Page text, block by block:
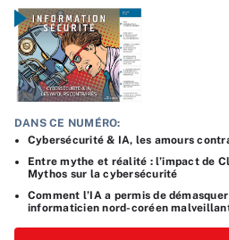
DANS CE NUMÉRO:
Cybersécurité & IA, les amours
Entre mythe et réalité : l’impact de
Mythos sur la cybersécurité
Comment l’IA a permis de
informaticien nord-coréen